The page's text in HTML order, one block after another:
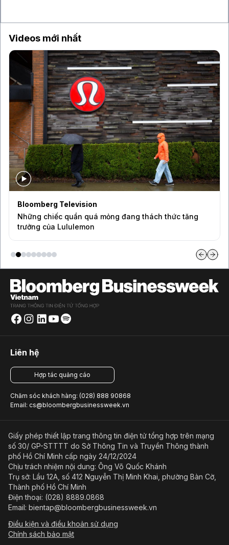
Videos mới nhất
Bloomberg Television
Điều gì đang thúc đẩy tăng trưởng của Disney?
Liên hệ
Hợp tác quảng cáo
Chăm sóc khách hàng: (028) 888 90868
Email: cs@bloombergbusinessweek.vn
Giấy phép thiết lập trang thông tin điện tử tổng hợp trên mạng
số 30/ GP-STTTT do Sở Thông Tin và Truyền Thông thành
phố Hồ Chí Minh cấp ngày 24/12/2024
Chịu trách nhiệm nội dung: Ông Võ Quốc Khánh
Trụ sở: Lầu 12A, số 412 Nguyễn Thị Minh Khai, phường Bàn Cờ,
Thành phố Hồ Chí Minh
Điện thoại: (028) 8889.0868
Email: bientap@bloombergbusinessweek.vn
Điều kiện và điều khoản sử dụng
Chính sách bảo mật